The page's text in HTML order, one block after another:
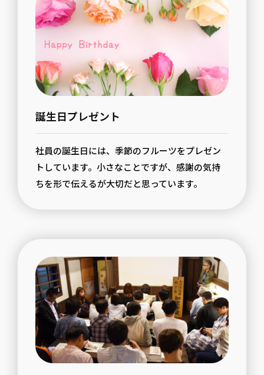
誕生日プレゼント
社員の誕生日には、季節のフルーツをプレゼン
トしています。小さなことですが、感謝の気持
ちを形で伝えるが大切だと思っています。